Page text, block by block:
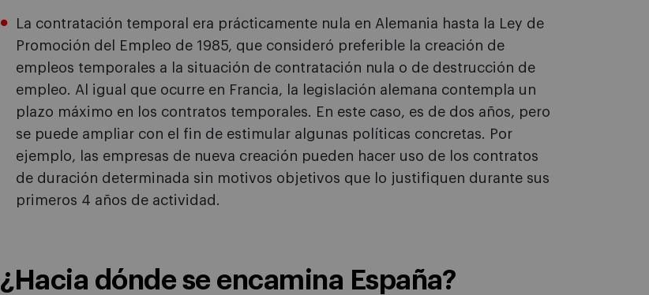
La contratación temporal era prácticamente nula en Alemania hasta la Ley de
Promoción del Empleo de 1985, que consideró preferible la creación de
empleos temporales a la situación de contratación nula o de destrucción de
empleo. Al igual que ocurre en Francia, la legislación alemana contempla un
plazo máximo en los contratos temporales. En este caso, es de dos años, pero
se puede ampliar con el fin de estimular algunas políticas concretas. Por
ejemplo, las empresas de nueva creación pueden hacer uso de los contratos
de duración determinada sin motivos objetivos que lo justifiquen durante sus
primeros 4 años de actividad.
¿Hacia dónde se encamina España?